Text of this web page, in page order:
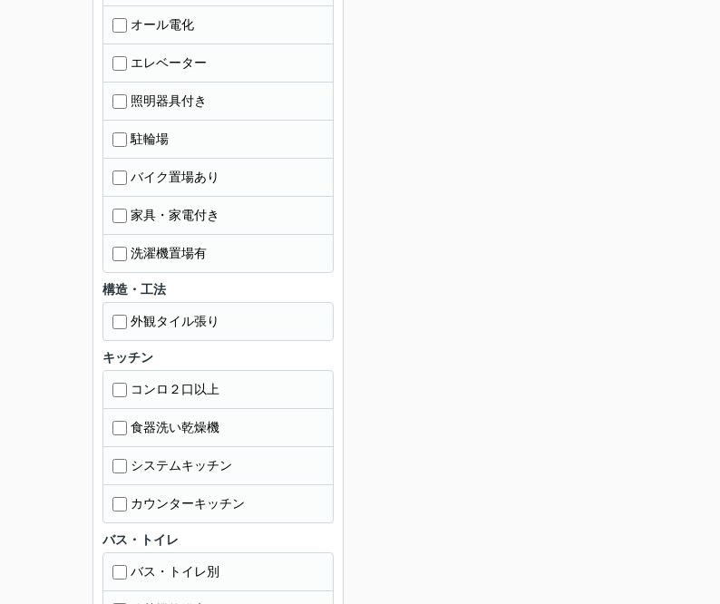
オール電化
エレベーター
照明器具付き
駐輪場
バイク置場あり
家具・家電付き
洗濯機置場有
構造・工法
外観タイル張り
キッチン
コンロ２口以上
食器洗い乾燥機
システムキッチン
カウンターキッチン
バス・トイレ
バス・トイレ別